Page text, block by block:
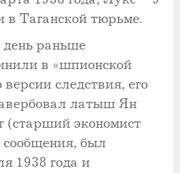
в Таганской тюрьме.
день раньше
в «шпионской
следствия, его
латыш Ян
экономист
был
1938 года и